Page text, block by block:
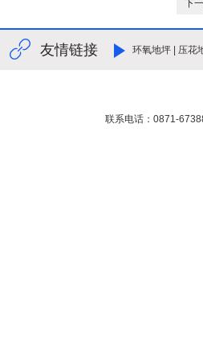
下
友情链接 环氧地坪 压花
联系电话：0871-